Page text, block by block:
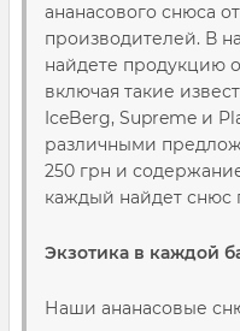
ананасового снюса
производителей. В
найдете продукцию
включая такие
IceBerg, Supreme и
различными
250 грн и
каждый найдет снюс
Экзотика в каждой
Наши ананасовые